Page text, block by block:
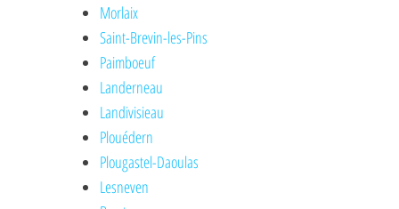
Morlaix
Saint-Brevin-les-Pins
Paimboeuf
Landerneau
Landivisieau
Plouédern
Plougastel-Daoulas
Lesneven